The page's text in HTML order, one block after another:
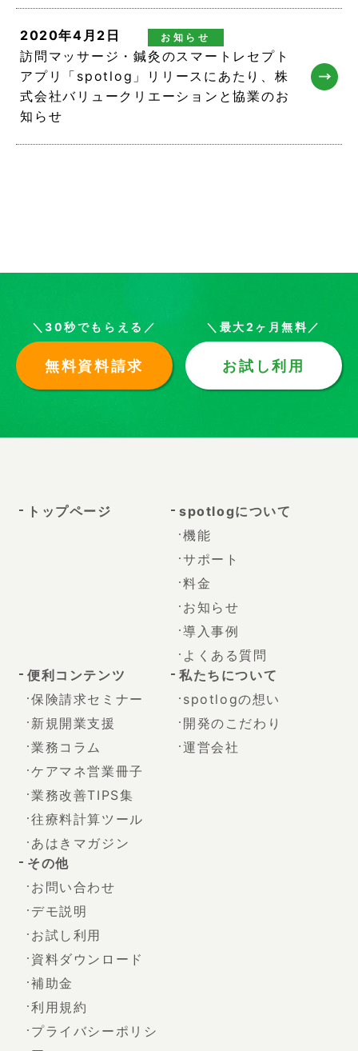
2020年4月2日 お知らせ
訪問マッサージ・鍼灸のスマートレセプト
アプリ「spotlog」リリースにあたり、株
式会社バリュークリエーションと協業のお
知らせ
＼30秒でもらえる／
無料資料請求
＼最大2ヶ月無料／
お試し利用
トップページ
spotlogについて
機能
サポート
料金
お知らせ
導入事例
よくある質問
便利コンテンツ
保険請求セミナー
新規開業支援
業務コラム
ケアマネ営業冊子
業務改善TIPS集
往療料計算ツール
あはきマガジン
私たちについて
spotlogの想い
開発のこだわり
運営会社
その他
お問い合わせ
デモ説明
お試し利用
資料ダウンロード
補助金
利用規約
プライバシーポリシ